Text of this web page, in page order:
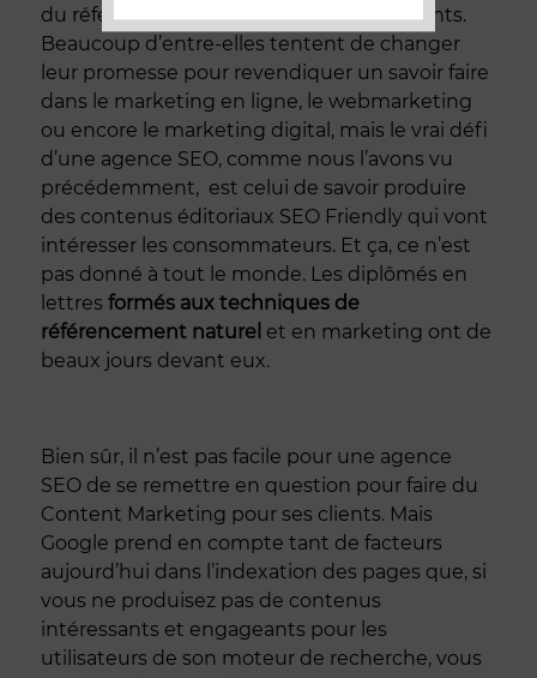
du référencement naturel pour leurs clients.
Beaucoup d’entre-elles tentent de changer
leur promesse pour revendiquer un savoir faire
dans le marketing en ligne, le webmarketing
ou encore le marketing digital, mais le vrai défi
d’une agence SEO, comme nous l’avons vu
précédemment, est celui de savoir produire
des contenus éditoriaux SEO Friendly qui vont
intéresser les consommateurs. Et ça, ce n’est
pas donné à tout le monde. Les diplômés en
lettres formés aux techniques de
référencement naturel et en marketing ont de
beaux jours devant eux.
Bien sûr, il n’est pas facile pour une agence
SEO de se remettre en question pour faire du
Content Marketing pour ses clients. Mais
Google prend en compte tant de facteurs
aujourd’hui dans l’indexation des pages que, si
vous ne produisez pas de contenus
intéressants et engageants pour les
utilisateurs de son moteur de recherche, vous